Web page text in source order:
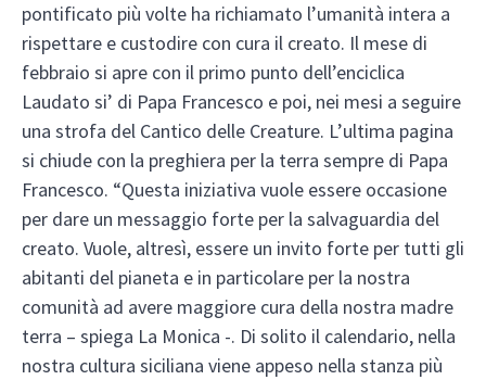
pontificato più volte ha richiamato l’umanità intera a
rispettare e custodire con cura il creato. Il mese di
febbraio si apre con il primo punto dell’enciclica
Laudato si’ di Papa Francesco e poi, nei mesi a seguire
una strofa del Cantico delle Creature. L’ultima pagina
si chiude con la preghiera per la terra sempre di Papa
Francesco. “Questa iniziativa vuole essere occasione
per dare un messaggio forte per la salvaguardia del
creato. Vuole, altresì, essere un invito forte per tutti gli
abitanti del pianeta e in particolare per la nostra
comunità ad avere maggiore cura della nostra madre
terra – spiega La Monica -. Di solito il calendario, nella
nostra cultura siciliana viene appeso nella stanza più